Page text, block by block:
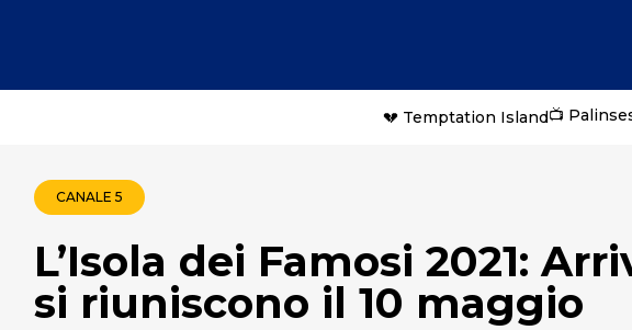
💔 Temptation Island📺
CANALE 5
L’Isola dei Famosi 2021:
si riuniscono il 10 maggio